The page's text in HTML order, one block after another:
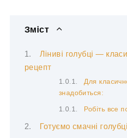
Зміст
Ліниві голубці —
рецепт
Для
знадобиться:
Робіть все
Готуємо смачні